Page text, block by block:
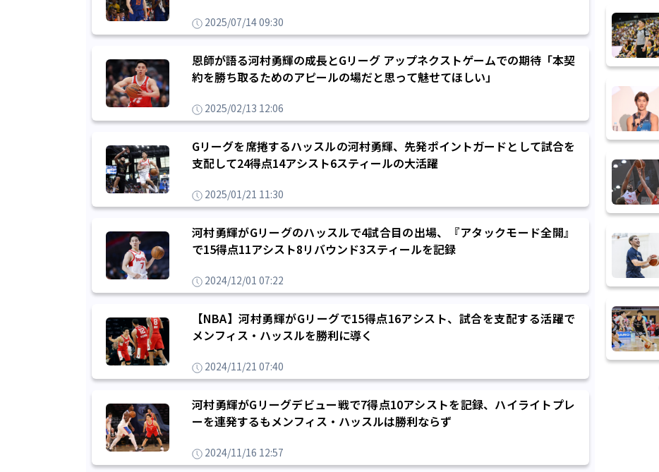
2025/07/14 09:30
恩師が語る河村勇輝の成長とGリーグ アップネクストゲームでの期待「本契
約を勝ち取るためのアピールの場だと思って魅せてほしい」
2025/02/13 12:06
Gリーグを席捲するハッスルの河村勇輝、先発ポイントガードとして試合を
支配して24得点14アシスト6スティールの大活躍
2025/01/21 11:30
河村勇輝がGリーグのハッスルで4試合目の出場、『アタックモード全開』
で15得点11アシスト8リバウンド3スティールを記録
2024/12/01 07:22
【NBA】河村勇輝がGリーグで15得点16アシスト、試合を支配する活躍で
メンフィス・ハッスルを勝利に導く
2024/11/21 07:40
河村勇輝がGリーグデビュー戦で7得点10アシストを記録、ハイライトプレ
ーを連発するもメンフィス・ハッスルは勝利ならず
2024/11/16 12:57